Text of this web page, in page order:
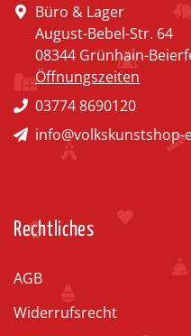
Büro & Lager
August-Bebel-Str. 64
08344 Grünhain-
Öffnungszeiten
03774 8690120
info@volkskunstshop-
Rechtliches
AGB
Widerrufsrecht